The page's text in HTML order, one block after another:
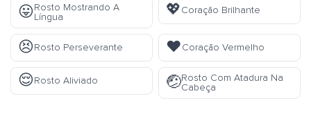
😛Rosto Mostrando A
Língua
💖Coração Brilhante
😣Rosto Perseverante ❤️Coração Vermelho
😌Rosto Aliviado 🤕Rosto Com Atadura Na
Cabeça